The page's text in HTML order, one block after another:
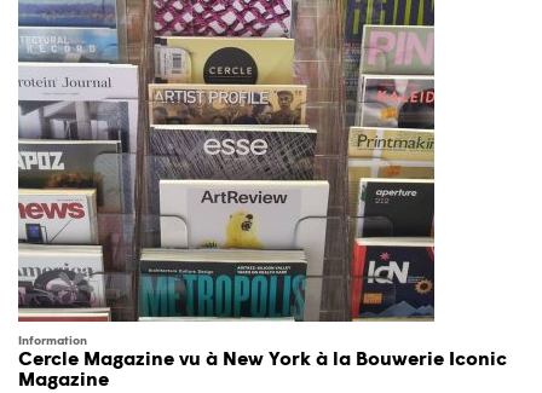
Information
Cercle Magazine vu à New York à la Bouwerie Iconic
Magazine